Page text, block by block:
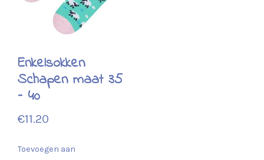
Enkelsokken
Schapen maat 35
– 40
€11.20
Toevoegen aan